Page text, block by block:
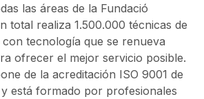
las áreas de la Fundació
total realiza 1.500.000 técnicas de
tecnología que se renueva
ofrecer el mejor servicio posible.
de la acreditación ISO 9001 de
y está formado por profesionales